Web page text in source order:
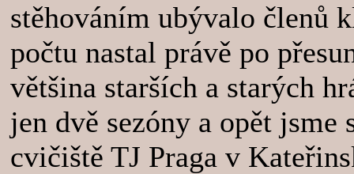
stěhováním ubývalo členů
počtu nastal právě po
většina starších a starých
jen dvě sezóny a opět
cvičiště TJ Praga v